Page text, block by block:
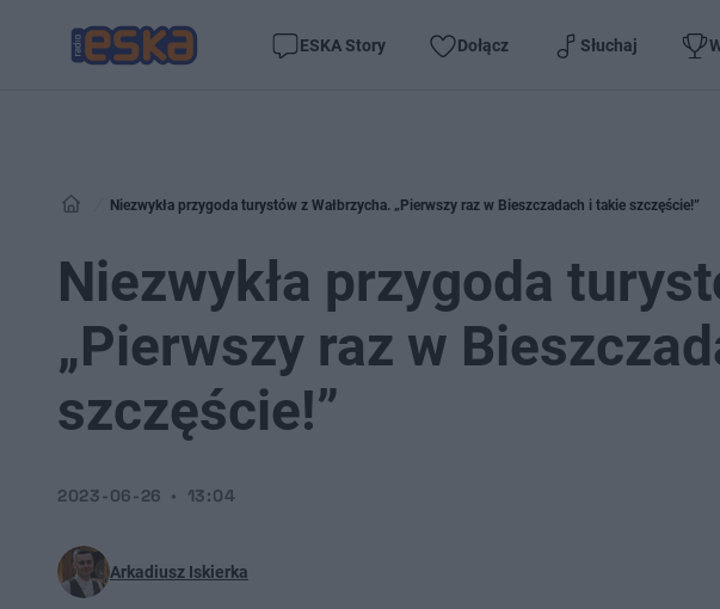
ESKA Story Dołącz Słuchaj
Niezwykła przygoda turystów z Wałbrzycha. „Pierwszy raz w Bieszczadach i takie szczęście!”
Niezwykła przygoda
„Pierwszy raz w
szczęście!”
Arkadiusz Iskierka
2023-06-26 13:04